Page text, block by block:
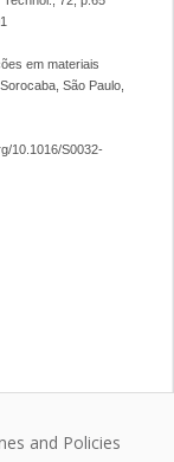
em materiais
São Paulo,
10.1016/S0032-
and Policies